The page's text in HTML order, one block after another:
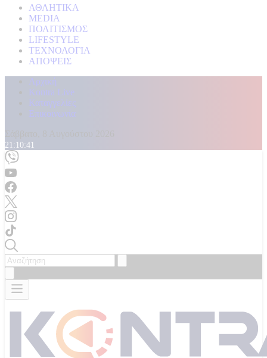
ΑΘΛΗΤΙΚΑ
MEDIA
ΠΟΛΙΤΙΣΜΟΣ
LIFESTYLE
ΤΕΧΝΟΛΟΓΙΑ
ΑΠΟΨΕΙΣ
Αρχική
Kontra Live
Καταγγελίες
Επικοινωνία
21:10:43